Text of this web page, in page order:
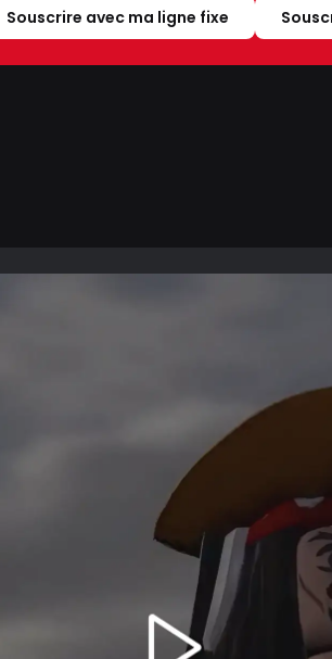
Souscrire avec ma ligne fixe